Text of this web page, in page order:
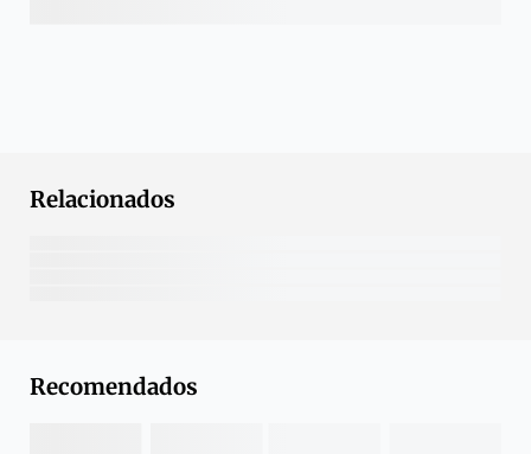
Relacionados
Recomendados